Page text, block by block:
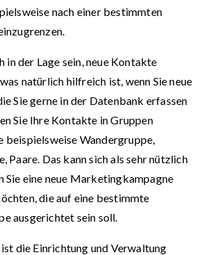
nach einer bestimmten
in der Lage sein, neue Kontakte
natürlich hilfreich ist, wenn Sie neue
Sie gerne in der Datenbank erfassen
Sie Ihre Kontakte in Gruppen
beispielsweise Wandergruppe,
Paare. Das kann sich als sehr nützlich
Sie eine neue Marketingkampagne
die auf eine bestimmte
ausgerichtet sein soll.
die Einrichtung und Verwaltung